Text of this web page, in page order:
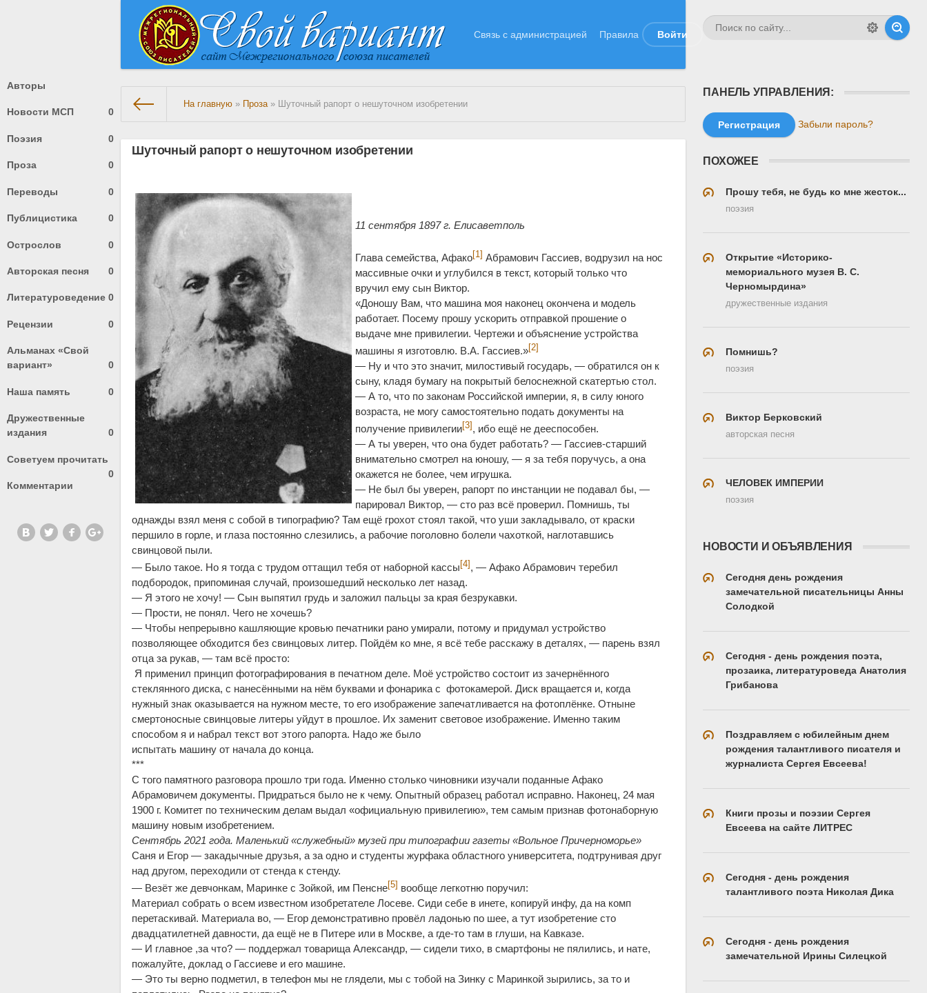
Связь с администрацией Правила Войти
Авторы
Новости МСП 0
Поэзия 0
Проза 0
Переводы 0
Публицистика 0
Острослов 0
Авторская песня 0
Литературоведение 0
Рецензии 0
Альманах «Свой
вариант»
0
Наша память 0
Дружественные
издания
0
Советуем прочитать
0
Комментарии
На главную » Проза» Шуточный рапорт о нешуточном изобретении
Шуточный рапорт о нешуточном изобретении
11 сентября 1897 г. Елисаветполь
Глава семейства, Афако [1] Абрамович Гассиев, водрузил на нос
массивные очки и углубился в текст, который только что
вручил ему сын Виктор.
«Доношу Вам, что машина моя наконец окончена и модель
работает. Посему прошу ускорить отправкой прошение о
выдаче мне привилегии. Чертежи и объяснение устройства
машины я изготовлю. В.А. Гассиев.» [2]
— Ну и что это значит, милостивый государь, — обратился он к
сыну, кладя бумагу на покрытый белоснежной скатертью стол.
— А то, что по законам Российской империи, я, в силу юного
возраста, не могу самостоятельно подать документы на
получение привилегии [3] , ибо ещё не дееспособен.
— А ты уверен, что она будет работать? — Гассиев-старший
внимательно смотрел на юношу, — я за тебя поручусь, а она
окажется не более, чем игрушка.
— Не был бы уверен, рапорт по инстанции не подавал бы, —
парировал Виктор, — сто раз всё проверил. Помнишь, ты
однажды взял меня с собой в типографию? Там ещё грохот стоял такой, что уши закладывало, от краски
першило в горле, и глаза постоянно слезились, а рабочие поголовно болели чахоткой, наглотавшись
свинцовой пыли.
— Было такое. Но я тогда с трудом оттащил тебя от наборной кассы [4] , — Афако Абрамович теребил
подбородок, припоминая случай, произошедший несколько лет назад.
— Я этого не хочу! — Сын выпятил грудь и заложил пальцы за края безрукавки.
— Прости, не понял. Чего не хочешь?
— Чтобы непрерывно кашляющие кровью печатники рано умирали, потому и придумал устройство
позволяющее обходится без свинцовых литер. Пойдём ко мне, я всё тебе расскажу в деталях, — парень взял
отца за рукав, — там всё просто:
Я применил принцип фотографирования в печатном деле. Моё устройство состоит из зачернённого
стеклянного диска, с нанесёнными на нём буквами и фонарика с фотокамерой. Диск вращается и, когда
нужный знак оказывается на нужном месте, то его изображение запечатливается на фотоплёнке. Отныне
смертоносные свинцовые литеры уйдут в прошлое. Их заменит световое изображение. Именно таким
способом я и набрал текст вот этого рапорта. Надо же было
испытать машину от начала до конца.
***
С того памятного разговора прошло три года. Именно столько чиновники изучали поданные Афако
Абрамовичем документы. Придраться было не к чему. Опытный образец работал исправно. Наконец, 24 мая
1900 г. Комитет по техническим делам выдал «официальную привилегию», тем самым признав фотонаборную
машину новым изобретением.
Сентябрь 2021 года. Маленький «служебный» музей при типографии газеты «Вольное Причерноморье»
Саня и Егор — закадычные друзья, а за одно и студенты журфака областного университета, подтрунивая друг
над другом, переходили от стенда к стенду.
— Везёт же девчонкам, Маринке с Зойкой, им Пенсне [5]
вообще легкотню поручил:
Материал собрать о всем известном изобретателе Лосеве. Сиди себе в инете, копируй инфу, да на комп
перетаскивай. Материала во, — Егор демонстративно провёл ладонью по шее, а тут изобретение сто
двадцатилетней давности, да ещё не в Питере или в Москве, а где-то там в глуши, на Кавказе.
— И главное ,за что? — поддержал товарища Александр, — сидели тихо, в смартфоны не пялились, и нате,
пожалуйте, доклад о Гассиеве и его машине.
— Это ты верно подметил, в телефон мы не глядели, мы с тобой на Зинку с Маринкой зырились, за то и
ПАНЕЛЬ УПРАВЛЕНИЯ:
Регистрация Забыли пароль?
ПОХОЖЕЕ
Прошу тебя, не будь ко мне жесток...
поэзия
Открытие «Историко-
мемориального музея В. С.
Черномырдина»
дружественные издания
Помнишь?
поэзия
Виктор Берковский
авторская песня
ЧЕЛОВЕК ИМПЕРИИ
поэзия
НОВОСТИ И ОБЪЯВЛЕНИЯ
Сегодня день рождения
замечательной писательницы Анны
Солодкой
Сегодня - день рождения поэта,
прозаика, литературоведа Анатолия
Грибанова
Поздравляем с юбилейным днем
рождения талантливого писателя и
журналиста Сергея Евсеева!
Книги прозы и поэзии Сергея
Евсеева на сайте ЛИТРЕС
Сегодня - день рождения
талантливого поэта Николая Дика
Сегодня - день рождения
замечательной Ирины Силецкой